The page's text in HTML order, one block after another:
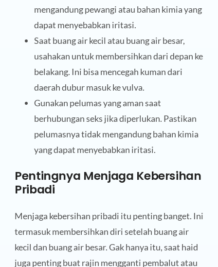
mengandung pewangi atau bahan kimia yang
dapat menyebabkan iritasi.
Saat buang air kecil atau buang air besar,
usahakan untuk membersihkan dari depan ke
belakang. Ini bisa mencegah kuman dari
daerah dubur masuk ke vulva.
Gunakan pelumas yang aman saat
berhubungan seks jika diperlukan. Pastikan
pelumasnya tidak mengandung bahan kimia
yang dapat menyebabkan iritasi.
Pentingnya Menjaga Kebersihan
Pribadi
Menjaga kebersihan pribadi itu penting banget. Ini
termasuk membersihkan diri setelah buang air
kecil dan buang air besar. Gak hanya itu, saat haid
juga penting buat rajin mengganti pembalut atau